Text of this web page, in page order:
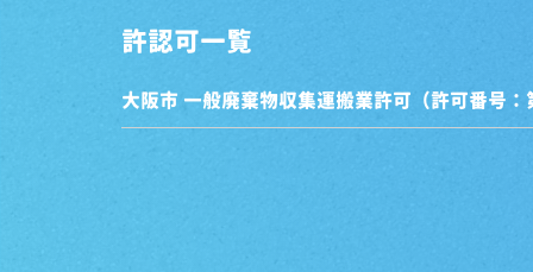
許認可一覧
大阪市 一般廃棄物収集運搬業許可（許可番号